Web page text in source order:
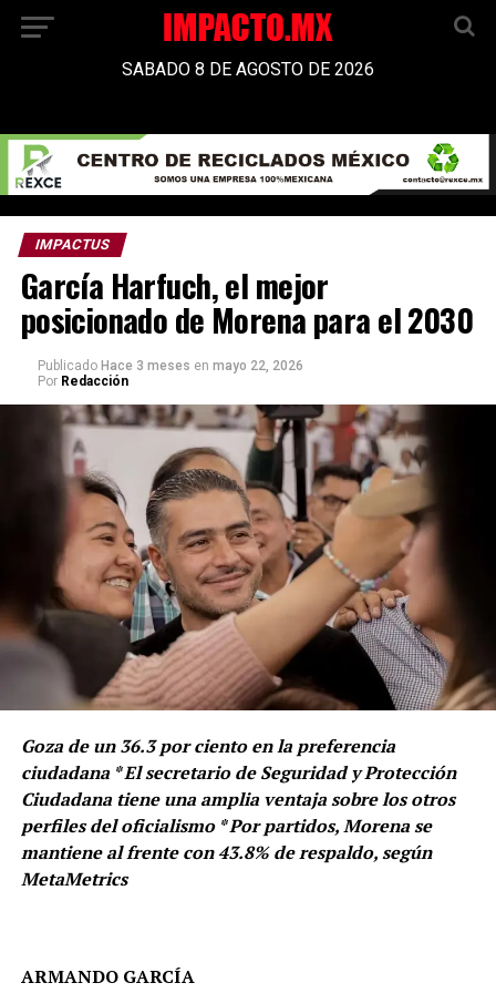
SABADO 8 DE AGOSTO DE 2026
IMPACTUS
García Harfuch, el mejor
posicionado de Morena para el 2030
Publicado Hace 3 meses en mayo 22, 2026
Por Redacción
Goza de un 36.3 por ciento en la preferencia
ciudadana * El secretario de Seguridad y Protección
Ciudadana tiene una amplia ventaja sobre los otros
perfiles del oficialismo * Por partidos, Morena se
mantiene al frente con 43.8% de respaldo, según
MetaMetrics
ARMANDO GARCÍA